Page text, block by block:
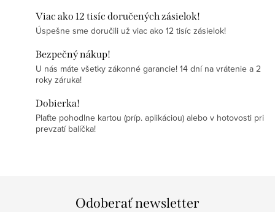
Viac ako 12 tisíc doručených zásielok!
Úspešne sme doručili už viac ako 12 tisíc zásielok!
Bezpečný nákup!
U nás máte všetky zákonné garancie! 14 dní na vrátenie a 2
roky záruka!
Dobierka!
Plaťte pohodlne kartou (príp. aplikáciou) alebo v hotovosti pri
prevzatí balíčka!
Odoberať newsletter